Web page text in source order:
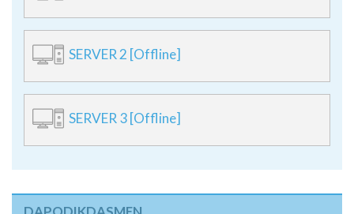
SERVER 2 [Offline]
SERVER 3 [Offline]